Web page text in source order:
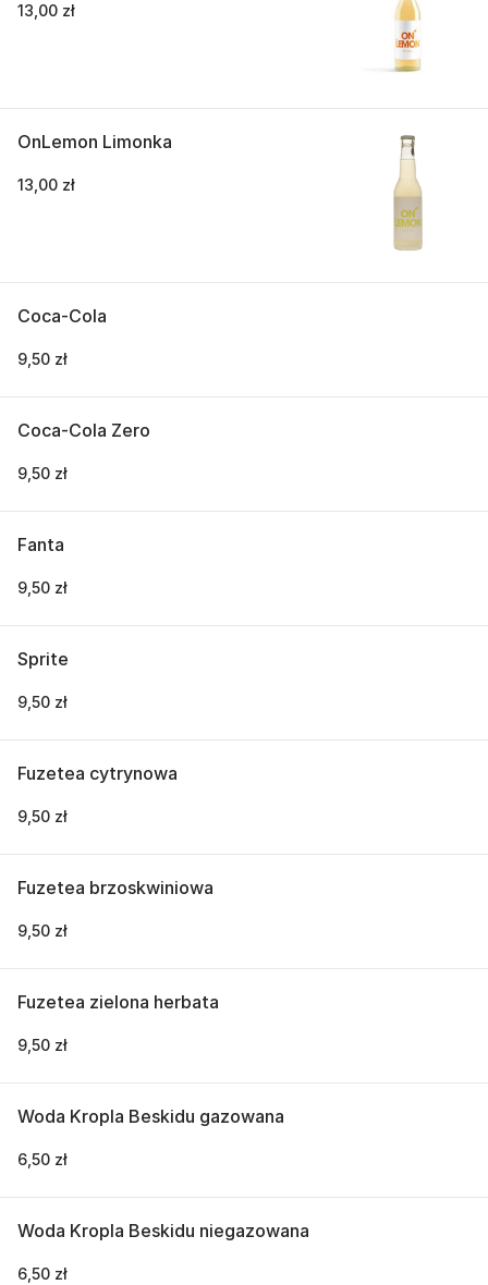
13,00 zł
OnLemon Limonka
13,00 zł
Coca-Cola
9,50 zł
Coca-Cola Zero
9,50 zł
Fanta
9,50 zł
Sprite
9,50 zł
Fuzetea cytrynowa
9,50 zł
Fuzetea brzoskwiniowa
9,50 zł
Fuzetea zielona herbata
9,50 zł
Woda Kropla Beskidu gazowana
6,50 zł
Woda Kropla Beskidu niegazowana
6,50 zł